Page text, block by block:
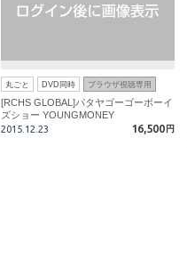
丸ごと DVD同時 ブラウザ視聴専用
[RCHS GLOBAL]パタヤゴーゴーボーイ
ズショー YOUNGMONEY
2015.12.23
16,500 円